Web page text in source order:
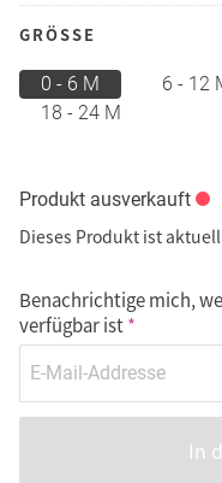
GRÖSSE
0 - 6 M 6 - 12
18 - 24 M
Produkt ausverkauft
Dieses Produkt ist
Benachrichtige mich,
verfügbar ist
In